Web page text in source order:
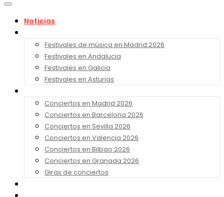
Noticias
Festivales de música en Madrid 2026
Festivales en Andalucia
Festivales en Galicia
Festivales en Asturias
Conciertos en Madrid 2026
Conciertos en Barcelona 2026
Conciertos en Sevilla 2026
Conciertos en Valencia 2026
Conciertos en Bilbao 2026
Conciertos en Granada 2026
Giras de conciertos